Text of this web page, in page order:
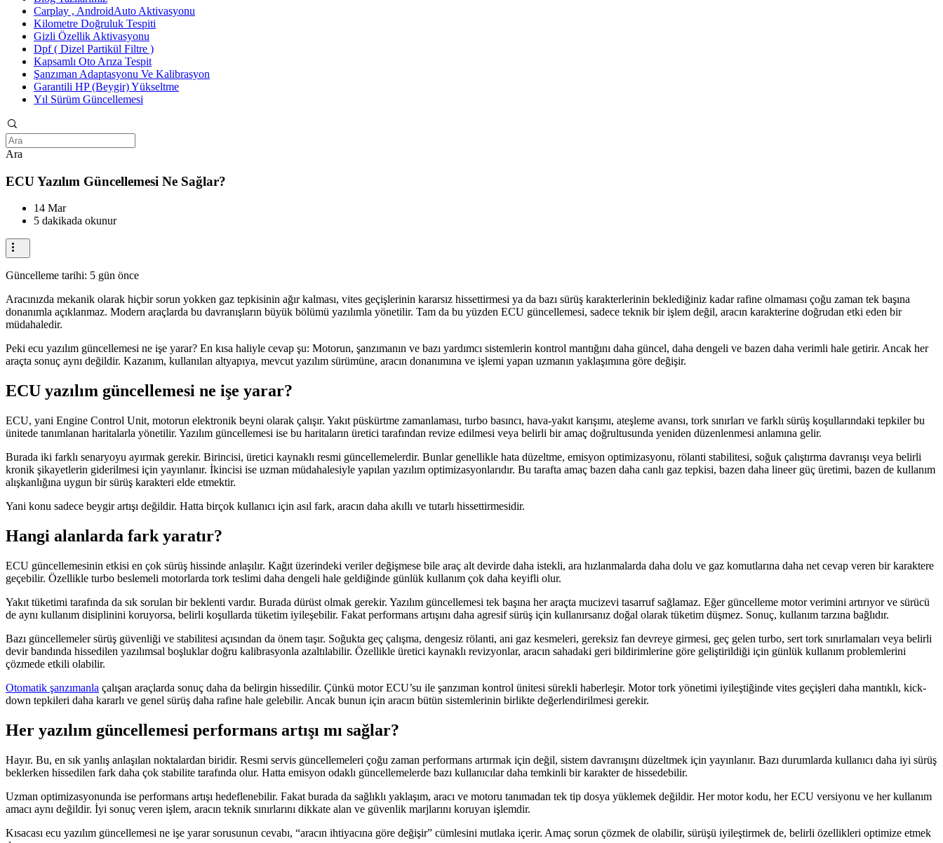
Carplay , AndroidAuto Aktivasyonu
Kilometre Doğruluk Tespiti
Gizli Özellik Aktivasyonu
Dpf ( Dizel Partikül Filtre )
Kapsamlı Oto Arıza Tespit
Şanzıman Adaptasyonu Ve Kalibrasyon
Garantili HP (Beygir) Yükseltme
Yıl Sürüm Güncellemesi
Ara
ECU Yazılım Güncellemesi Ne Sağlar?
14 Mar
5 dakikada okunur
Güncelleme tarihi: 5 gün önce
Aracınızda mekanik olarak hiçbir sorun yokken gaz tepkisinin ağır kalması, vites geçişlerinin kararsız hissettirmesi ya da bazı sürüş karakterlerinin beklediğiniz kadar rafine olmaması çoğu zaman tek başına
donanımla açıklanmaz. Modern araçlarda bu davranışların büyük bölümü yazılımla yönetilir. Tam da bu yüzden ECU güncellemesi, sadece teknik bir işlem değil, aracın karakterine doğrudan etki eden bir
müdahaledir.
Peki ecu yazılım güncellemesi ne işe yarar? En kısa haliyle cevap şu: Motorun, şanzımanın ve bazı yardımcı sistemlerin kontrol mantığını daha güncel, daha dengeli ve bazen daha verimli hale getirir. Ancak her
araçta sonuç aynı değildir. Kazanım, kullanılan altyapıya, mevcut yazılım sürümüne, aracın donanımına ve işlemi yapan uzmanın yaklaşımına göre değişir.
ECU yazılım güncellemesi ne işe yarar?
ECU, yani Engine Control Unit, motorun elektronik beyni olarak çalışır. Yakıt püskürtme zamanlaması, turbo basıncı, hava-yakıt karışımı, ateşleme avansı, tork sınırları ve farklı sürüş koşullarındaki tepkiler bu
ünitede tanımlanan haritalarla yönetilir. Yazılım güncellemesi ise bu haritaların üretici tarafından revize edilmesi veya belirli bir amaç doğrultusunda yeniden düzenlenmesi anlamına gelir.
Burada iki farklı senaryoyu ayırmak gerekir. Birincisi, üretici kaynaklı resmi güncellemelerdir. Bunlar genellikle hata düzeltme, emisyon optimizasyonu, rölanti stabilitesi, soğuk çalıştırma davranışı veya belirli
kronik şikayetlerin giderilmesi için yayınlanır. İkincisi ise uzman müdahalesiyle yapılan yazılım optimizasyonlarıdır. Bu tarafta amaç bazen daha canlı gaz tepkisi, bazen daha lineer güç üretimi, bazen de kullanım
alışkanlığına uygun bir sürüş karakteri elde etmektir.
Yani konu sadece beygir artışı değildir. Hatta birçok kullanıcı için asıl fark, aracın daha akıllı ve tutarlı hissettirmesidir.
Hangi alanlarda fark yaratır?
ECU güncellemesinin etkisi en çok sürüş hissinde anlaşılır. Kağıt üzerindeki veriler değişmese bile araç alt devirde daha istekli, ara hızlanmalarda daha dolu ve gaz komutlarına daha net cevap veren bir karaktere
geçebilir. Özellikle turbo beslemeli motorlarda tork teslimi daha dengeli hale geldiğinde günlük kullanım çok daha keyifli olur.
Yakıt tüketimi tarafında da sık sorulan bir beklenti vardır. Burada dürüst olmak gerekir. Yazılım güncellemesi tek başına her araçta mucizevi tasarruf sağlamaz. Eğer güncelleme motor verimini artırıyor ve sürücü
de aynı kullanım disiplinini koruyorsa, belirli koşullarda tüketim iyileşebilir. Fakat performans artışını daha agresif sürüş için kullanırsanız doğal olarak tüketim düşmez. Sonuç, kullanım tarzına bağlıdır.
Bazı güncellemeler sürüş güvenliği ve stabilitesi açısından da önem taşır. Soğukta geç çalışma, dengesiz rölanti, ani gaz kesmeleri, gereksiz fan devreye girmesi, geç gelen turbo, sert tork sınırlamaları veya belirli
devir bandında hissedilen yazılımsal boşluklar doğru kalibrasyonla azaltılabilir. Özellikle üretici kaynaklı revizyonlar, aracın sahadaki geri bildirimlerine göre geliştirildiği için günlük kullanım problemlerini
çözmede etkili olabilir.
Otomatik şanzımanla çalışan araçlarda sonuç daha da belirgin hissedilir. Çünkü motor ECU’su ile şanzıman kontrol ünitesi sürekli haberleşir. Motor tork yönetimi iyileştiğinde vites geçişleri daha mantıklı, kick-
down tepkileri daha kararlı ve genel sürüş daha rafine hale gelebilir. Ancak bunun için aracın bütün sistemlerinin birlikte değerlendirilmesi gerekir.
Her yazılım güncellemesi performans artışı mı sağlar?
Hayır. Bu, en sık yanlış anlaşılan noktalardan biridir. Resmi servis güncellemeleri çoğu zaman performans artırmak için değil, sistem davranışını düzeltmek için yayınlanır. Bazı durumlarda kullanıcı daha iyi sürüş
beklerken hissedilen fark daha çok stabilite tarafında olur. Hatta emisyon odaklı güncellemelerde bazı kullanıcılar daha temkinli bir karakter de hissedebilir.
Uzman optimizasyonunda ise performans artışı hedeflenebilir. Fakat burada da sağlıklı yaklaşım, aracı ve motoru tanımadan tek tip dosya yüklemek değildir. Her motor kodu, her ECU versiyonu ve her kullanım
amacı aynı değildir. İyi sonuç veren işlem, aracın teknik sınırlarını dikkate alan ve güvenlik marjlarını koruyan işlemdir.
Kısacası ecu yazılım güncellemesi ne işe yarar sorusunun cevabı, “aracın ihtiyacına göre değişir” cümlesini mutlaka içerir. Amaç sorun çözmek de olabilir, sürüşü iyileştirmek de, belirli özellikleri optimize etmek